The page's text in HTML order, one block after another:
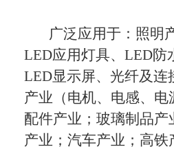
广泛应用于：照明
LED应用灯具、LED防
LED显示屏、光纤及连
产业（电机、电感、
配件产业；玻璃制品
产业；汽车产业；高铁